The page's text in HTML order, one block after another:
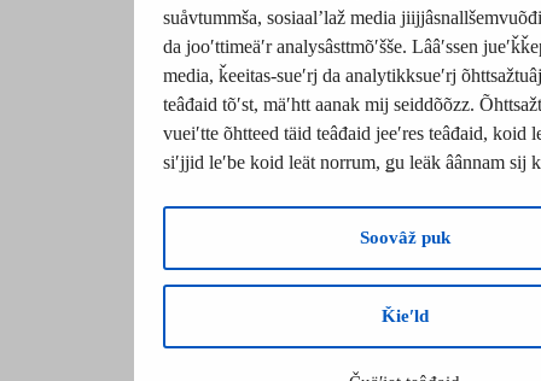
suåvtummša, sosiaalʼlaž media
da jooʹttimeäʹr analysâsttmõʹšše. Lââʹssen
media, ǩeeitas-sueʹrj da analytikksueʹrj
teâđaid tõʹst, mäʹhtt aanak mij seiddõõzz.
vueiʹtte õhtteed täid teâđaid jeeʹres teâđaid, koid
siʹjjid leʹbe koid leät norrum, ǥu leäk âânnam sij
Soovâž puk
Ǩieʹld